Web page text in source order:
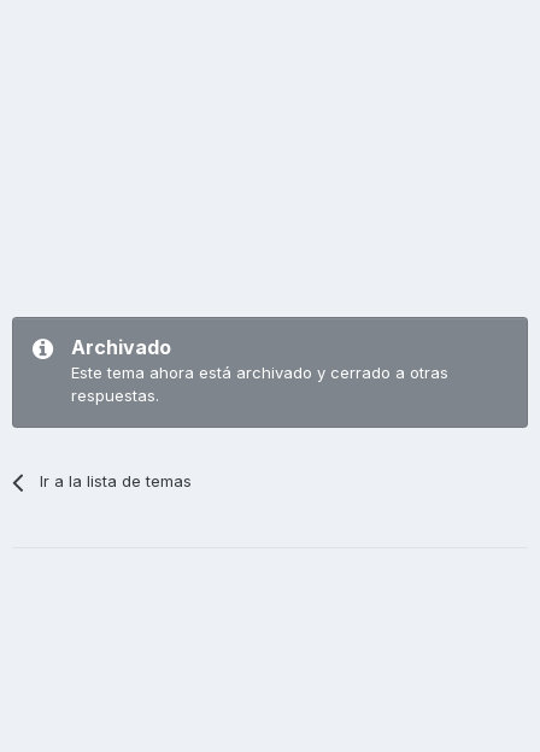
Archivado
Este tema ahora está archivado y cerrado a otras
respuestas.
Ir a la lista de temas